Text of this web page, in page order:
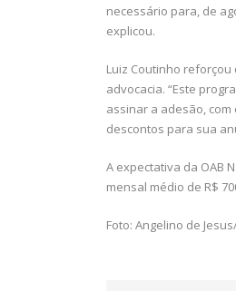
necessário para, de
explicou.
Luiz Coutinho
advocacia. “Este
assinar a adesão,
descontos para sua
A expectativa da OAB
mensal médio de R$
Foto: Angelino de